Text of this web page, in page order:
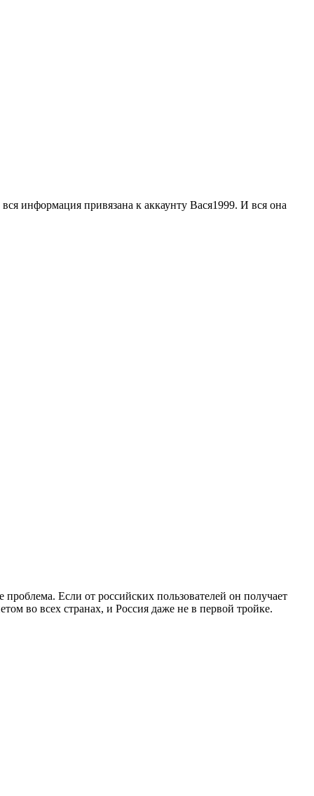
информация привязана к аккаунту Вася1999. И вся она
Если от российских пользователей он получает
во всех странах, и Россия даже не в первой тройке.